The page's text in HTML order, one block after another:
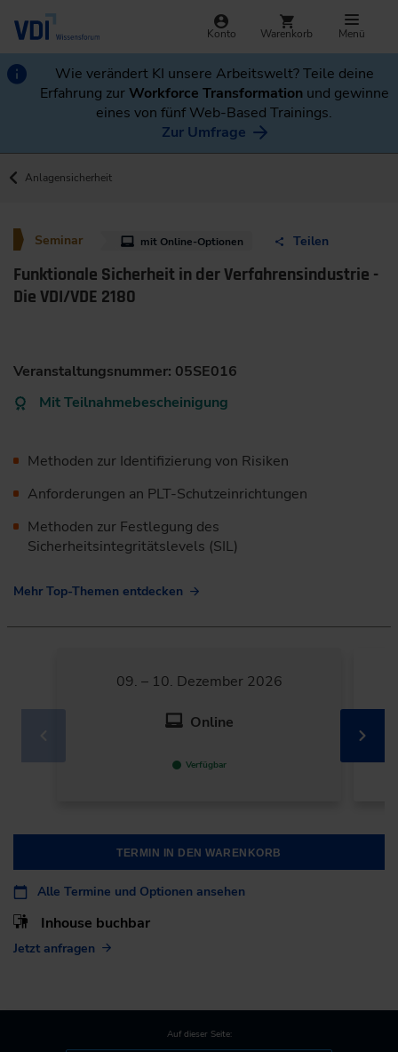
Konto Warenkorb Menü
Wie verändert KI unsere Arbeitswelt? Teile deine
Erfahrung zurWorkforce Transformation und gewinne
eines von fünf Web-Based Trainings.
Zur Umfrage
Anlagensicherheit
Seminar mit Online-Optionen Teilen
Funktionale Sicherheit in der Verfahrensindustrie -
Die VDI/VDE 2180
Veranstaltungsnummer: 05SE016
Mit Teilnahmebescheinigung
Methoden zur Identifizierung von Risiken
Anforderungen an PLT-Schutzeinrichtungen
Methoden zur Festlegung des
Sicherheitsintegritätslevels (SIL)
Mehr Top-Themen entdecken
09. – 10. Dezember 2026
Online
Verfügbar
TERMIN IN DEN WARENKORB
Alle Termine und Optionen ansehen
Inhouse buchbar
Jetzt anfragen
Auf dieser Seite: